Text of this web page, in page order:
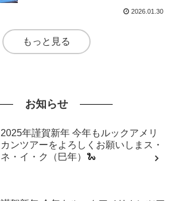
2026.01.30
もっと見る
お知らせ
2025年謹賀新年 今年もルックアメリ
カンツアーをよろしくお願いしまス・
ネ・イ・ク（巳年）🐍